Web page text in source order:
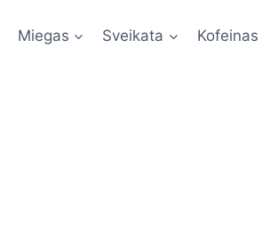
Miegas Sveikata Kofeinas